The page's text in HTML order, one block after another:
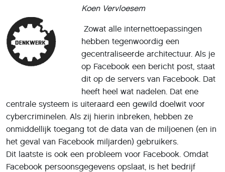
Koen Vervloesem
Zowat alle internettoepassingen
hebben tegenwoordig een
gecentraliseerde architectuur. Als je
op Facebook een bericht post, staat
dit op de servers van Facebook. Dat
heeft heel wat nadelen. Dat ene
centrale systeem is uiteraard een gewild doelwit voor
cybercriminelen. Als zij hierin inbreken, hebben ze
onmiddellijk toegang tot de data van de miljoenen (en in
het geval van Facebook miljarden) gebruikers.
Dit laatste is ook een probleem voor Facebook. Omdat
Facebook persoonsgegevens opslaat, is het bedrijf